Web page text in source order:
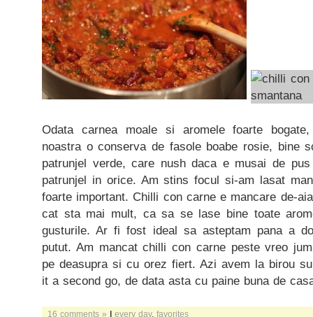
Odata carnea moale si aromele foarte
noastra o conserva de fasole boabe rosie, bine
patrunjel verde, care nush daca e musai de
patrunjel in orice. Am stins focul si-am lasat
foarte important. Chilli con carne e mancare de-
cat sta mai mult, ca sa se lase bine toate
gusturile. Ar fi fost ideal sa asteptam pana a
putut. Am mancat chilli con carne peste vreo
pe deasupra si cu orez fiert. Azi avem la birou
it a second go, de data asta cu paine buna de
16 comments » | every day, favorites